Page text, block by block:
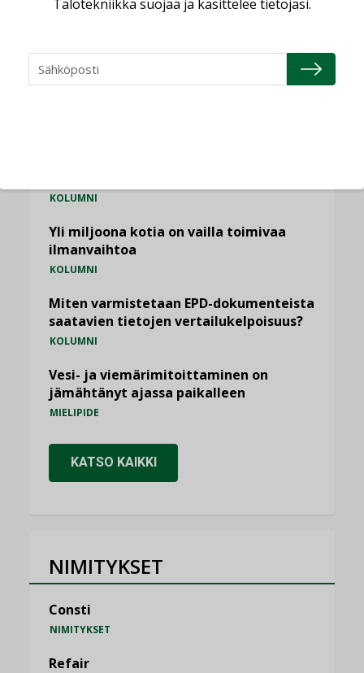
NÄKÖKULMIA
KOLUMNI
Yli miljoona kotia on vailla toimivaa
ilmanvaihtoa
KOLUMNI
Miten varmistetaan EPD-dokumenteista
saatavien tietojen vertailukelpoisuus?
KOLUMNI
Vesi- ja viemärimitoittaminen on
jämähtänyt ajassa paikalleen
MIELIPIDE
KATSO KAIKKI
NIMITYKSET
Consti
NIMITYKSET
Refair
Talotekniikka suojaa ja käsittelee tietojasi.